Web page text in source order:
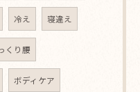
冷え 寝違え
くり腰
ボディケア